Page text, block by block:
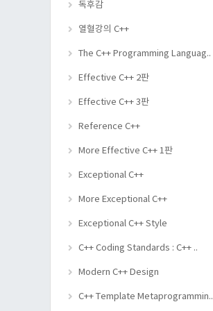
독후감
열혈강의 C++
The C++ Programming Languag..
Effective C++ 2판
Effective C++ 3판
Reference C++
More Effective C++ 1판
Exceptional C++
More Exceptional C++
Exceptional C++ Style
C++ Coding Standards : C++ ..
Modern C++ Design
C++ Template Metaprogrammin..